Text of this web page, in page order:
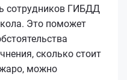
сотрудников ГИБДД
Это поможет
сколько стоит
можно